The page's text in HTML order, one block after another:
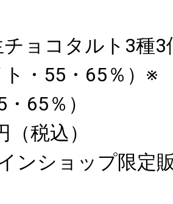
チョコタルト3種3
ト・55・65％）※
・65％）
税込）
ンショップ限定